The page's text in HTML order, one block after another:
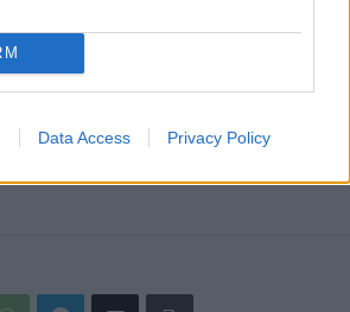
Data Access Privacy Policy
ma da posizione ravvicinata spara
traversa. Si vai ai rigori, dove pesano la
penalty parato a Hernandez. Sbaglia
ma la Svizzera è comunque ai quarti di